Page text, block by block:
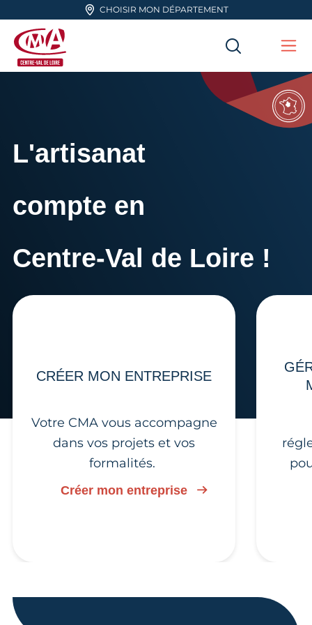
Aller en haut de pageCHOISIR MON DÉPARTEMENT
L'artisanat
compte en
Centre-Val de Loire !
CRÉER MON ENTREPRISE
Votre CMA vous accompagne
dans vos projets et vos
formalités.
Créer mon entreprise